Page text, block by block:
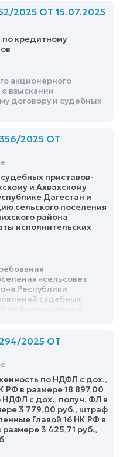
2025 ОТ 15.07.2025
кредитному
акционерного
взыскании
договору и судебных
2025 ОТ
приставов-
и Ахвахскому
Дагестан и
сельского поселения
района
исполнительских
«сельсовет
Республики
судебных
по Республике
Ботлихского
уплаты
частично
2025 ОТ
по НДФЛ с дох.,
РФ в размере 18 897,00
с дох., получ. ФЛ в
3 779,00 руб., штраф
Главой 16 НК РФ в
3 425,71 руб.,